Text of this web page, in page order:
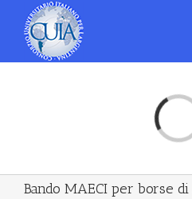
Bando MAECI per borse